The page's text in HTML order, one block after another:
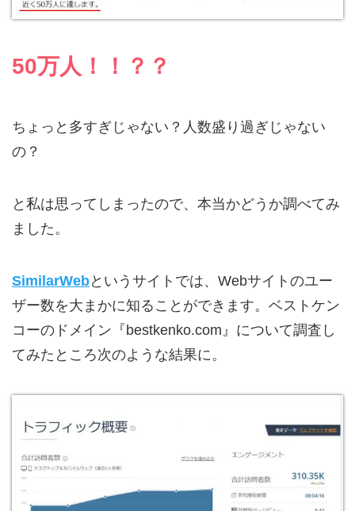
50万人！！？？
ちょっと多すぎじゃない？人数盛り過ぎじゃない
の？
と私は思ってしまったので、本当かどうか調べてみ
ました。
SimilarWebというサイトでは、Webサイトのユー
ザー数を大まかに知ることができます。ベストケン
コーのドメイン『bestkenko.com』について調査し
てみたところ次のような結果に。